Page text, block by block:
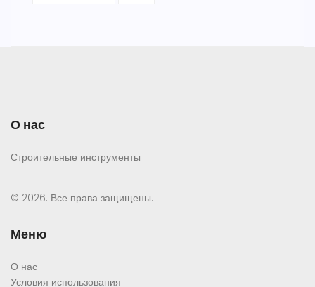
О нас
Строительные инструменты
© 2026. Все права защищены.
Меню
О нас
Условия использования